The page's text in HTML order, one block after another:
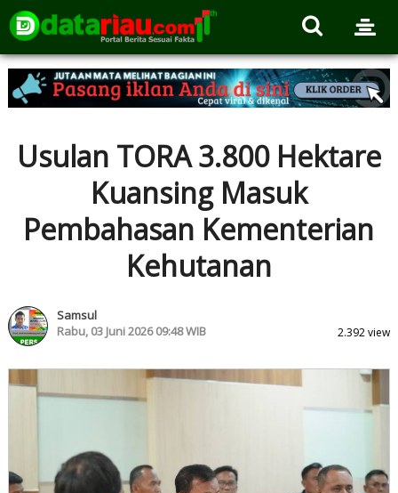
Usulan TORA 3.800 Hektare
Kuansing Masuk
Pembahasan Kementerian
Kehutanan
Samsul
Rabu, 03 Juni 2026 09:48 WIB
2.392 view